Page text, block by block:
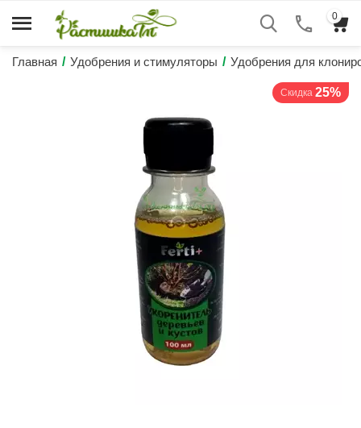
0
Главная / Удобрения и стимуляторы / Удобрения для
Скидка 25%